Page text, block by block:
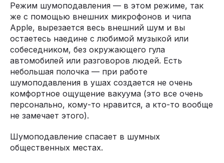
Режим шумоподавления — в этом режиме, так
же с помощью внешних микрофонов и чипа
Apple, вырезается весь внешний шум и вы
остаетесь наедине с любимой музыкой или
собеседником, без окружающего гула
автомобилей или разговоров людей. Есть
небольшая полочка — при работе
шумоподавления в ушах создается не очень
комфортное ощущение вакуума (это все очень
персонально, кому-то нравится, а кто-то вообще
не замечает этого).
Шумоподавление спасает в шумных
общественных местах.